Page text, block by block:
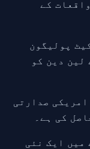
کے
پولیگون
لین دین کو
صدارتی
کی ہے۔
میں ایک نئی